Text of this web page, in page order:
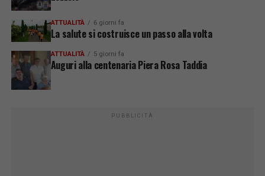
ATTUALITÀ 6 giorni fa
La salute si costruisce un passo alla volta
ATTUALITÀ 5 giorni fa
Auguri alla centenaria Piera Rosa Taddia
PUBBLICITÀ